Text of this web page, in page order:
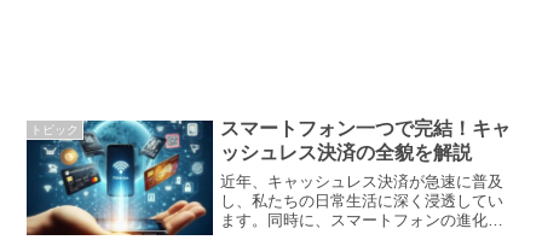
トピック
スマートフォン一つで完結！キャ
ッシュレス決済の全貌を解説
近年、キャッシュレス決済が急速に普及
し、私たちの日常生活に深く浸透してい
ます。同時に、スマートフォンの進化と